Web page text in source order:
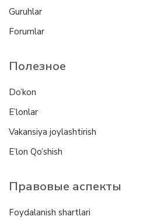
Guruhlar
Forumlar
Полезное
Do’kon
E’lonlar
Vakansiya joylashtirish
E’lon Qo’shish
Правовые аспекты
Foydalanish shartlari